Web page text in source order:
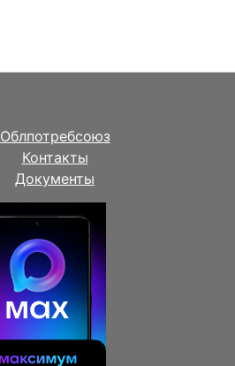
Облпотребсоюз
Контакты
Документы